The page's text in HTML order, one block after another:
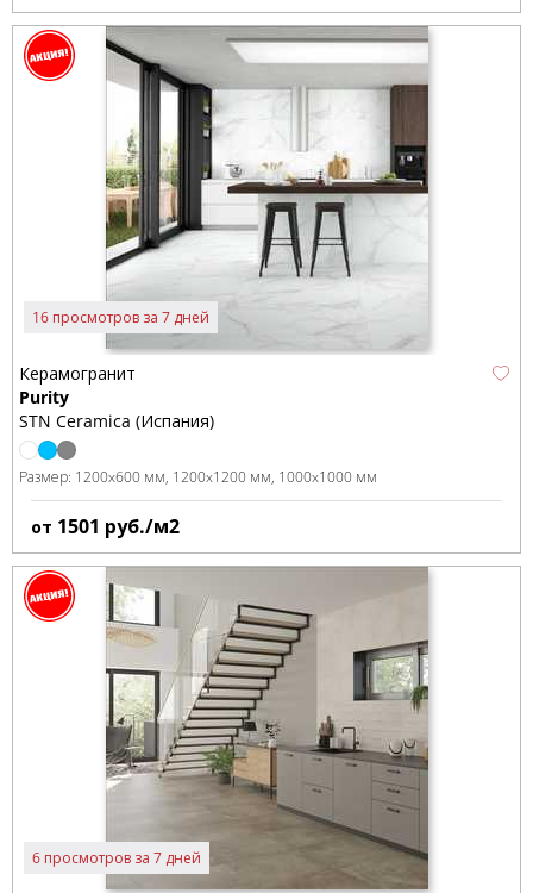
16 просмотров за 7 дней
Керамогранит
Purity
STN Ceramica (Испания)
Размер: 1200x600 мм 1200x1200 мм 1000x1000 мм
от 1501 руб./м2
6 просмотров за 7 дней